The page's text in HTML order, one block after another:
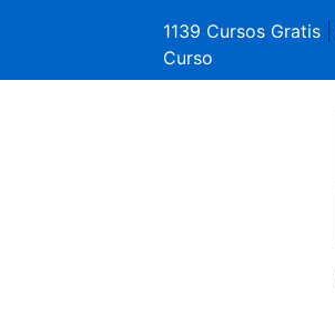
1139 Cursos Gratis
Curso